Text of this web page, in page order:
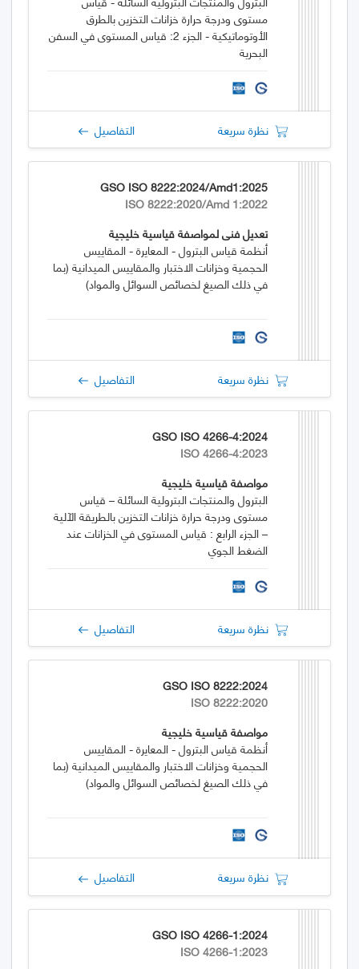
مستوى ودرجة حرارة خزانات التخزين بالطرق
الأوتوماتيكية - الجزء 2: قياس المستوى في السفن
البحرية
نظرة سريعة التفاصيل
GSO ISO 8222:2024/Amd1:2025
ISO 8222:2020/Amd 1:2022
تعديل فني لمواصفة قياسية خليجية
أنظمة قياس البترول - المعايرة - المقاييس
الحجمية وخزانات الاختبار والمقاييس الميدانية (بما
في ذلك الصيغ لخصائص السوائل والمواد)
نظرة سريعة التفاصيل
GSO ISO 4266-4:2024
ISO 4266-4:2023
مواصفة قياسية خليجية
البترول والمنتجات البترولية السائلة – قياس
مستوى ودرجة حرارة خزانات التخزين بالطريقة الآلية
– الجزء الرابع : قياس المستوى في الخزانات عند
الضغط الجوي
نظرة سريعة التفاصيل
GSO ISO 8222:2024
ISO 8222:2020
مواصفة قياسية خليجية
أنظمة قياس البترول - المعايرة - المقاييس
الحجمية وخزانات الاختبار والمقاييس الميدانية (بما
في ذلك الصيغ لخصائص السوائل والمواد)
نظرة سريعة التفاصيل
GSO ISO 4266-1:2024
ISO 4266-1:2023